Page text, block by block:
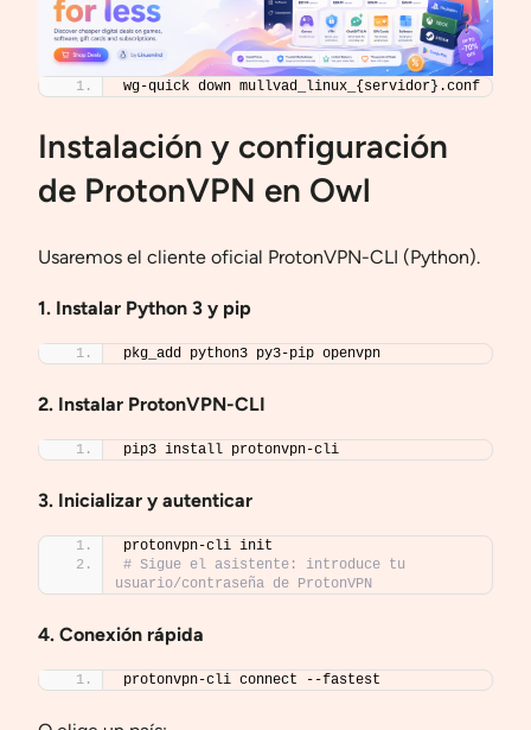
wg-quick down mullvad_linux_{servidor}.conf
Instalación y configuración
de ProtonVPN en Owl
Usaremos el cliente oficial ProtonVPN-CLI (Python).
1. Instalar Python 3 y pip
pkg_add python3 py3-pip openvpn
2. Instalar ProtonVPN-CLI
pip3 install protonvpn-cli
3. Inicializar y autenticar
protonvpn-cli init
# Sigue el asistente: introduce tu
usuario/contraseña de ProtonVPN
4. Conexión rápida
protonvpn-cli connect --fastest